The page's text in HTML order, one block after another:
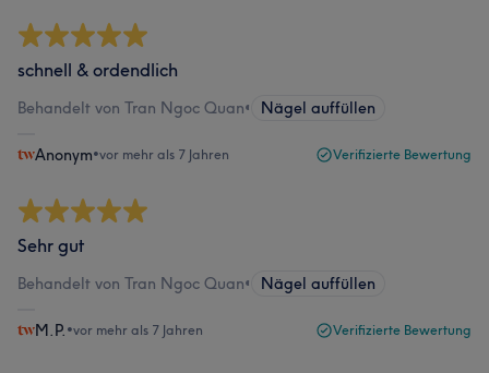
schnell & ordendlich
Behandelt von Tran Ngoc Quan• Nägel auffüllen
Anonym•vor mehr als 7 Jahren Verifizierte Bewertung
Sehr gut
Behandelt von Tran Ngoc Quan• Nägel auffüllen
M.P. •vor mehr als 7 Jahren Verifizierte Bewertung